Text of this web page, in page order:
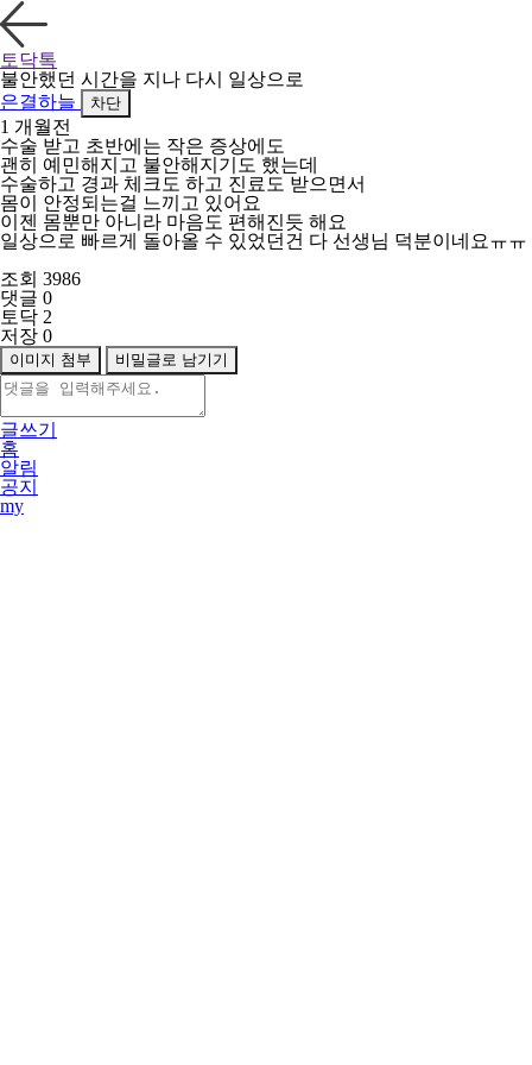
토닥톡
불안했던 시간을 지나 다시 일상으로
은결하늘
차단
1 개월전
수술 받고 초반에는 작은 증상에도
괜히 예민해지고 불안해지기도 했는데
수술하고 경과 체크도 하고 진료도 받으면서
몸이 안정되는걸 느끼고 있어요
이젠 몸뿐만 아니라 마음도 편해진듯 해요
일상으로 빠르게 돌아올 수 있었던건 다 선생님 덕분이네요ㅠㅠ
조회 3986
댓글 0
토닥 2
저장 0
이미지 첨부 비밀글로 남기기
글쓰기
홈
알림
공지
my